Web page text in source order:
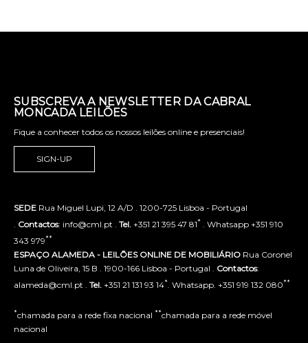
SUBSCREVA A NEWSLETTER DA CABRAL
MONCADA LEILÕES
Fique a conhecer todos os nossos leilões online e presenciais!
SIGN-UP
SEDE Rua Miguel Lupi, 12 A/D . 1200-725 Lisboa - Portugal
Contactos: info@cml.pt . Tel. +351 21 395 47 81* . Whatsapp +351 910
343 979**
ESPAÇO ALAMEDA - LEILÕES ONLINE DE MOBILIÁRIO Rua Coronel
Luna de Oliveira, 15 B . 1900-166 Lisboa - Portugal . Contactos:
alameda@cml.pt . Tel. +351 21 131 93 14* . Whatsapp. +351 919 132 080**
*chamada para a rede fixa nacional **chamada para a rede móvel
nacional